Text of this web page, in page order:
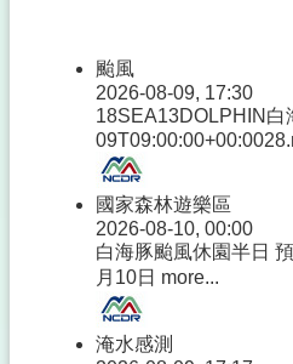
颱風
2026-08-09, 17:30
18SEA13DOLPHIN白
09T09:00:00+00:0028.
國家森林遊樂區
2026-08-10, 00:00
白海豚颱風休園半日
月10日 more...
淹水感測